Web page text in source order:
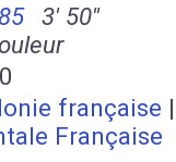
3' 50''
française |
Française